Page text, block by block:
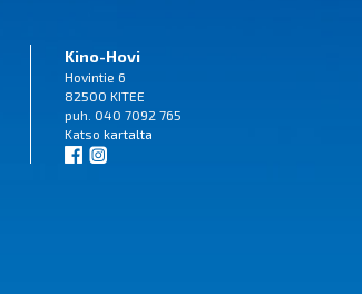
Kino-Hovi
Hovintie 6
82500 KITEE
puh. 040 7092 765
Katso kartalta